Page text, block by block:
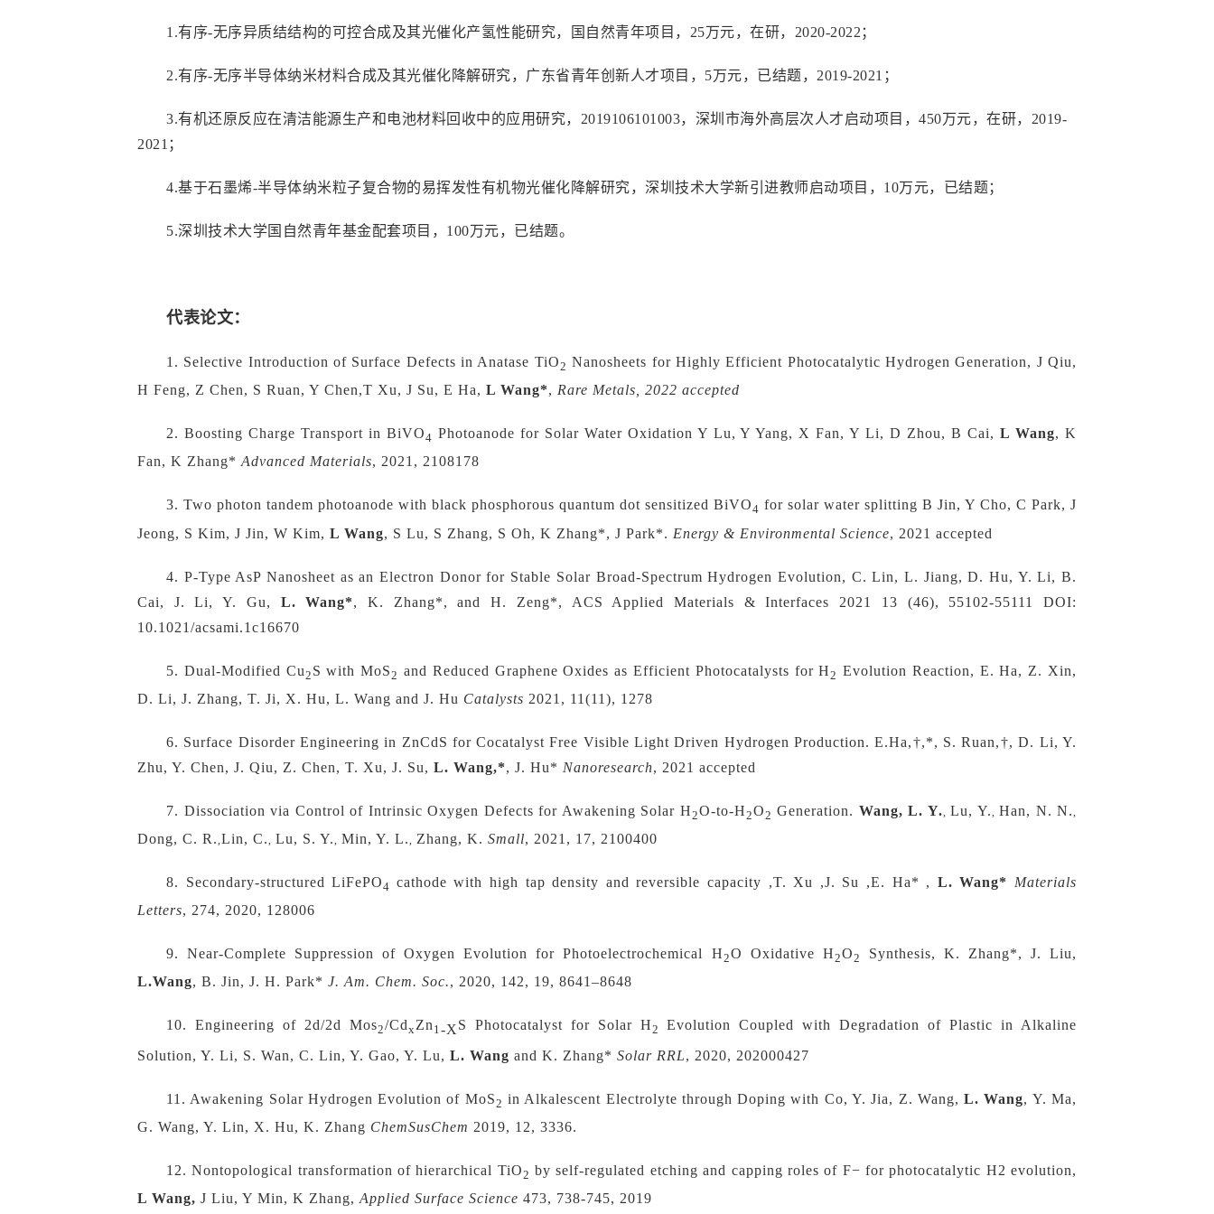
1.有序-无序异质结结构的可控合成及其光催化产氢性能研究，国自然青年项目，25万元，在研，2020-2022；
2.有序-无序半导体纳米材料合成及其光催化降解研究，广东省青年创新人才项目，5万元，已结题，2019-2021；
3.有机还原反应在清洁能源生产和电池材料回收中的应用研究，2019106101003，深圳市海外高层次人才启动项目，450万元，在研，2019-
2021；
4.基于石墨烯-半导体纳米粒子复合物的易挥发性有机物光催化降解研究，深圳技术大学新引进教师启动项目，10万元，已结题；
5.深圳技术大学国自然青年基金配套项目，100万元，已结题。
代表论文：
1. Selective Introduction of Surface Defects in Anatase TiO2 Nanosheets for Highly Efficient Photocatalytic Hydrogen Generation, J Qiu,
H Feng, Z Chen, S Ruan, Y Chen,T Xu, J Su, E Ha, L Wang*, Rare Metals, 2022 accepted
2. Boosting Charge Transport in BiVO4 Photoanode for Solar Water Oxidation Y Lu, Y Yang, X Fan, Y Li, D Zhou, B Cai,L Wang, K
Fan, K Zhang* Advanced Materials, 2021, 2108178
3. Two photon tandem photoanode with black phosphorous quantum dot sensitized BiVO4 for solar water splitting B Jin, Y Cho, C Park, J
Jeong, S Kim, J Jin, W Kim, L Wang, S Lu, S Zhang, S Oh, K Zhang*, J Park*. Energy & Environmental Science, 2021 accepted
4. P-Type AsP Nanosheet as an Electron Donor for Stable Solar Broad-Spectrum Hydrogen Evolution, C. Lin, L. Jiang, D. Hu, Y. Li, B.
Cai, J. Li, Y. Gu, L. Wang*, K. Zhang*, and H. Zeng*, ACS Applied Materials & Interfaces 2021 13 (46), 55102-55111 DOI:
10.1021/acsami.1c16670
5. Dual-Modified Cu2 S with MoS2 and Reduced Graphene Oxides as Efficient Photocatalysts for H2 Evolution Reaction, E. Ha, Z. Xin,
D. Li, J. Zhang, T. Ji, X. Hu, L. Wang and J. Hu Catalysts 2021, 11(11), 1278
6. Surface Disorder Engineering in ZnCdS for Cocatalyst Free Visible Light Driven Hydrogen Production. E.Ha,†,*, S. Ruan,†, D. Li, Y.
Zhu, Y. Chen, J. Qiu, Z. Chen, T. Xu, J. Su, L. Wang,*, J. Hu* Nanoresearch, 2021 accepted
7. Dissociation via Control of Intrinsic Oxygen Defects for Awakening Solar H2O-to-H2O2 Generation. Wang, L. Y. Lu, Y. Han, N. N.
Dong, C. R.,Lin, C., Lu, S. Y., Min, Y. L., Zhang, K. Small, 2021, 17, 2100400
8. Secondary-structured LiFePO4 cathode with high tap density and reversible capacity ,T. Xu ,J. Su ,E. Ha* , L. Wang* Materials
Letters, 274, 2020, 128006
9.Near-Complete Suppression of Oxygen Evolution for Photoelectrochemical H2O Oxidative H2O2
Synthesis, K. Zhang*, J. Liu,
L.Wang, B. Jin, J. H. Park* J. Am. Chem. Soc., 2020, 142, 19, 8641–8648
10. Engineering of 2d/2d Mos2/CdxZn 1‐XS Photocatalyst for Solar H2
Evolution Coupled with Degradation of Plastic in Alkaline
Solution, Y. Li, S. Wan, C. Lin, Y. Gao, Y. Lu, L. Wang and K. Zhang* Solar RRL, 2020, 202000427
11. Awakening Solar Hydrogen Evolution of MoS2 in Alkalescent Electrolyte through Doping with Co, Y. Jia, Z. Wang,L. Wang, Y. Ma,
G. Wang, Y. Lin, X. Hu, K. Zhang ChemSusChem 2019, 12, 3336.
12.Nontopological transformation of hierarchical TiO2 by self-regulated etching and capping roles of F− for photocatalytic H2 evolution,
L Wang, J Liu, Y Min, K Zhang, Applied Surface Science 473, 738-745, 2019